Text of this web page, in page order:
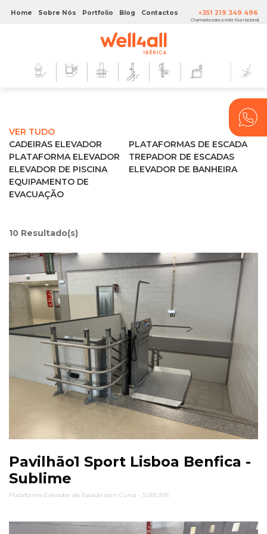
Home Sobre Nós Portfolio Blog Contactos +351 219 349 496
Chamada para a rede fixa nacional
VER TUDO
CADEIRAS ELEVADOR
PLATAFORMAS DE ESCADA
PLATAFORMA ELEVADOR
TREPADOR DE ESCADAS
ELEVADOR DE PISCINA
ELEVADOR DE BANHEIRA
EQUIPAMENTO DE
EVACUAÇÃO
10 Resultado(s)
Pavilhão1 Sport Lisboa Benfica -
Sublime
Plataforma Elevador de Escada com Curva - SUBLIME